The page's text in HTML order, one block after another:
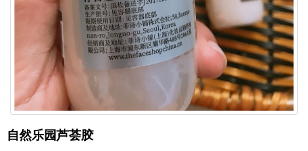
自然乐园芦荟胶